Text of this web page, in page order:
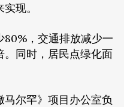
现。
，交通排放减少一
同时，居民点绿化面
尔罕》项目办公室负